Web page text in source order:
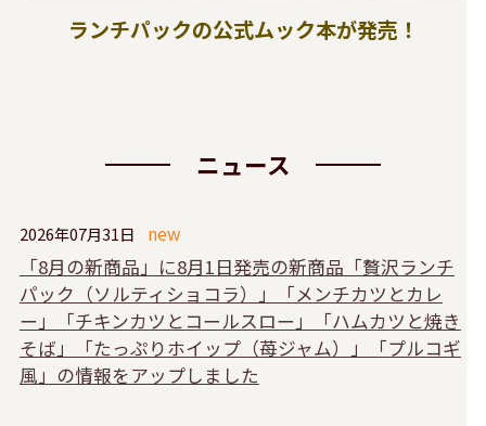
ランチパックの公式ムック本が発売！
ニュース
2026年07月31日
「8月の新商品」に8月1日発売の新商品「贅沢ランチ
パック（ソルティショコラ）」「メンチカツとカレ
ー」「チキンカツとコールスロー」「ハムカツと焼き
そば」「たっぷりホイップ（苺ジャム）」「プルコギ
風」の情報をアップしました